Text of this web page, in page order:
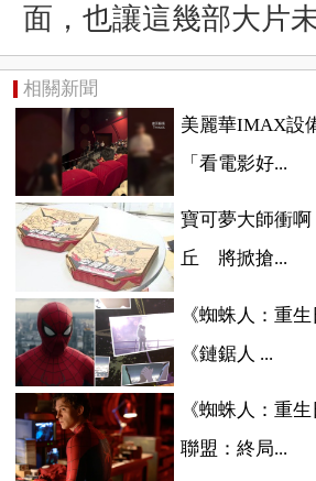
面，也讓這幾部大片
相關新聞
美麗華IMAX設
「看電影好...
寶可夢大師衝
丘 將掀搶...
《蜘蛛人：重
《鏈鋸人 ...
《蜘蛛人：重
聯盟：終局...